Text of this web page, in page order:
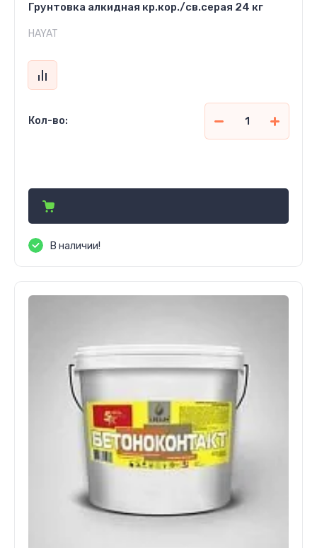
Грунтовка алкидная кр.кор./св.серая 24 кг
HAYAT
Кол-во:
В наличии!